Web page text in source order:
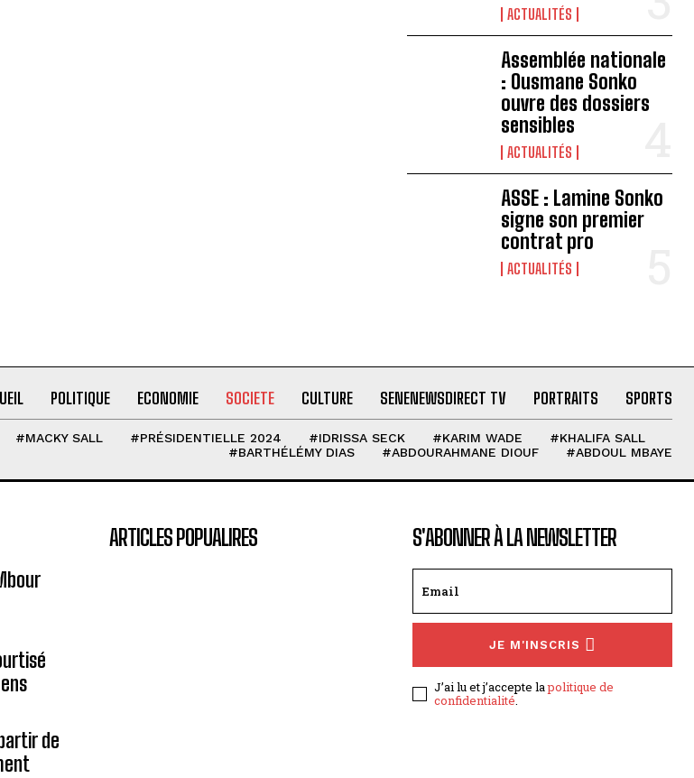
ACTUALITÉS
Assemblée nationale
: Ousmane Sonko
ouvre des dossiers
sensibles
ACTUALITÉS
ASSE : Lamine Sonko
signe son premier
contrat pro
ACTUALITÉS
POLITIQUE ECONOMIE SOCIETE CULTURE SENENEWSDIRECT TV PORTRAITS SPORTS
#MACKY SALL #PRÉSIDENTIELLE 2024 #IDRISSA SECK #KARIM WADE
#KHALIFA SALL
#BARTHÉLÉMY DIAS
#ABDOURAHMANE DIOUF #ABDOUL MBAYE
de
ARTICLES POPUALIRES S'ABONNER À LA NEWSLETTER
JE M'INSCRIS
J’ai lu et j’accepte lapolitique de
confidentialité